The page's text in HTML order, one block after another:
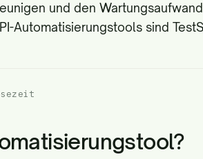
und den
Automatisierungstools sind